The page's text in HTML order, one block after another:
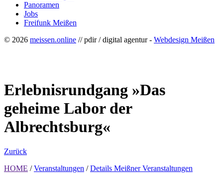
Panoramen
Jobs
Freifunk Meißen
© 2026 meissen.online // pdir / digital agentur - Webdesign Meißen
Erlebnisrundgang »Das
geheime Labor der
Albrechtsburg«
Zurück
HOME / Veranstaltungen / Details Meißner Veranstaltungen